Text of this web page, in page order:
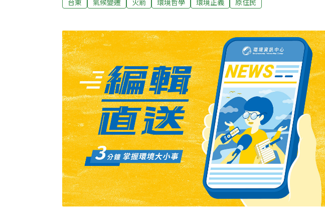
恕表示，饒慶鈴從南田火箭基地發生違規使用土地爭議後，至今立場一
產業，縣政府一定輔導，不合法的就依法裁罰。沈碧恕表示，發展太空科
技主管權責在中央，但違規使用土地部分屬地方，台東縣政府至今已裁罰4
次，開出5張罰單，罰款金額共86萬元；另外，台電已自行對南田火箭基地
採取斷電措施。